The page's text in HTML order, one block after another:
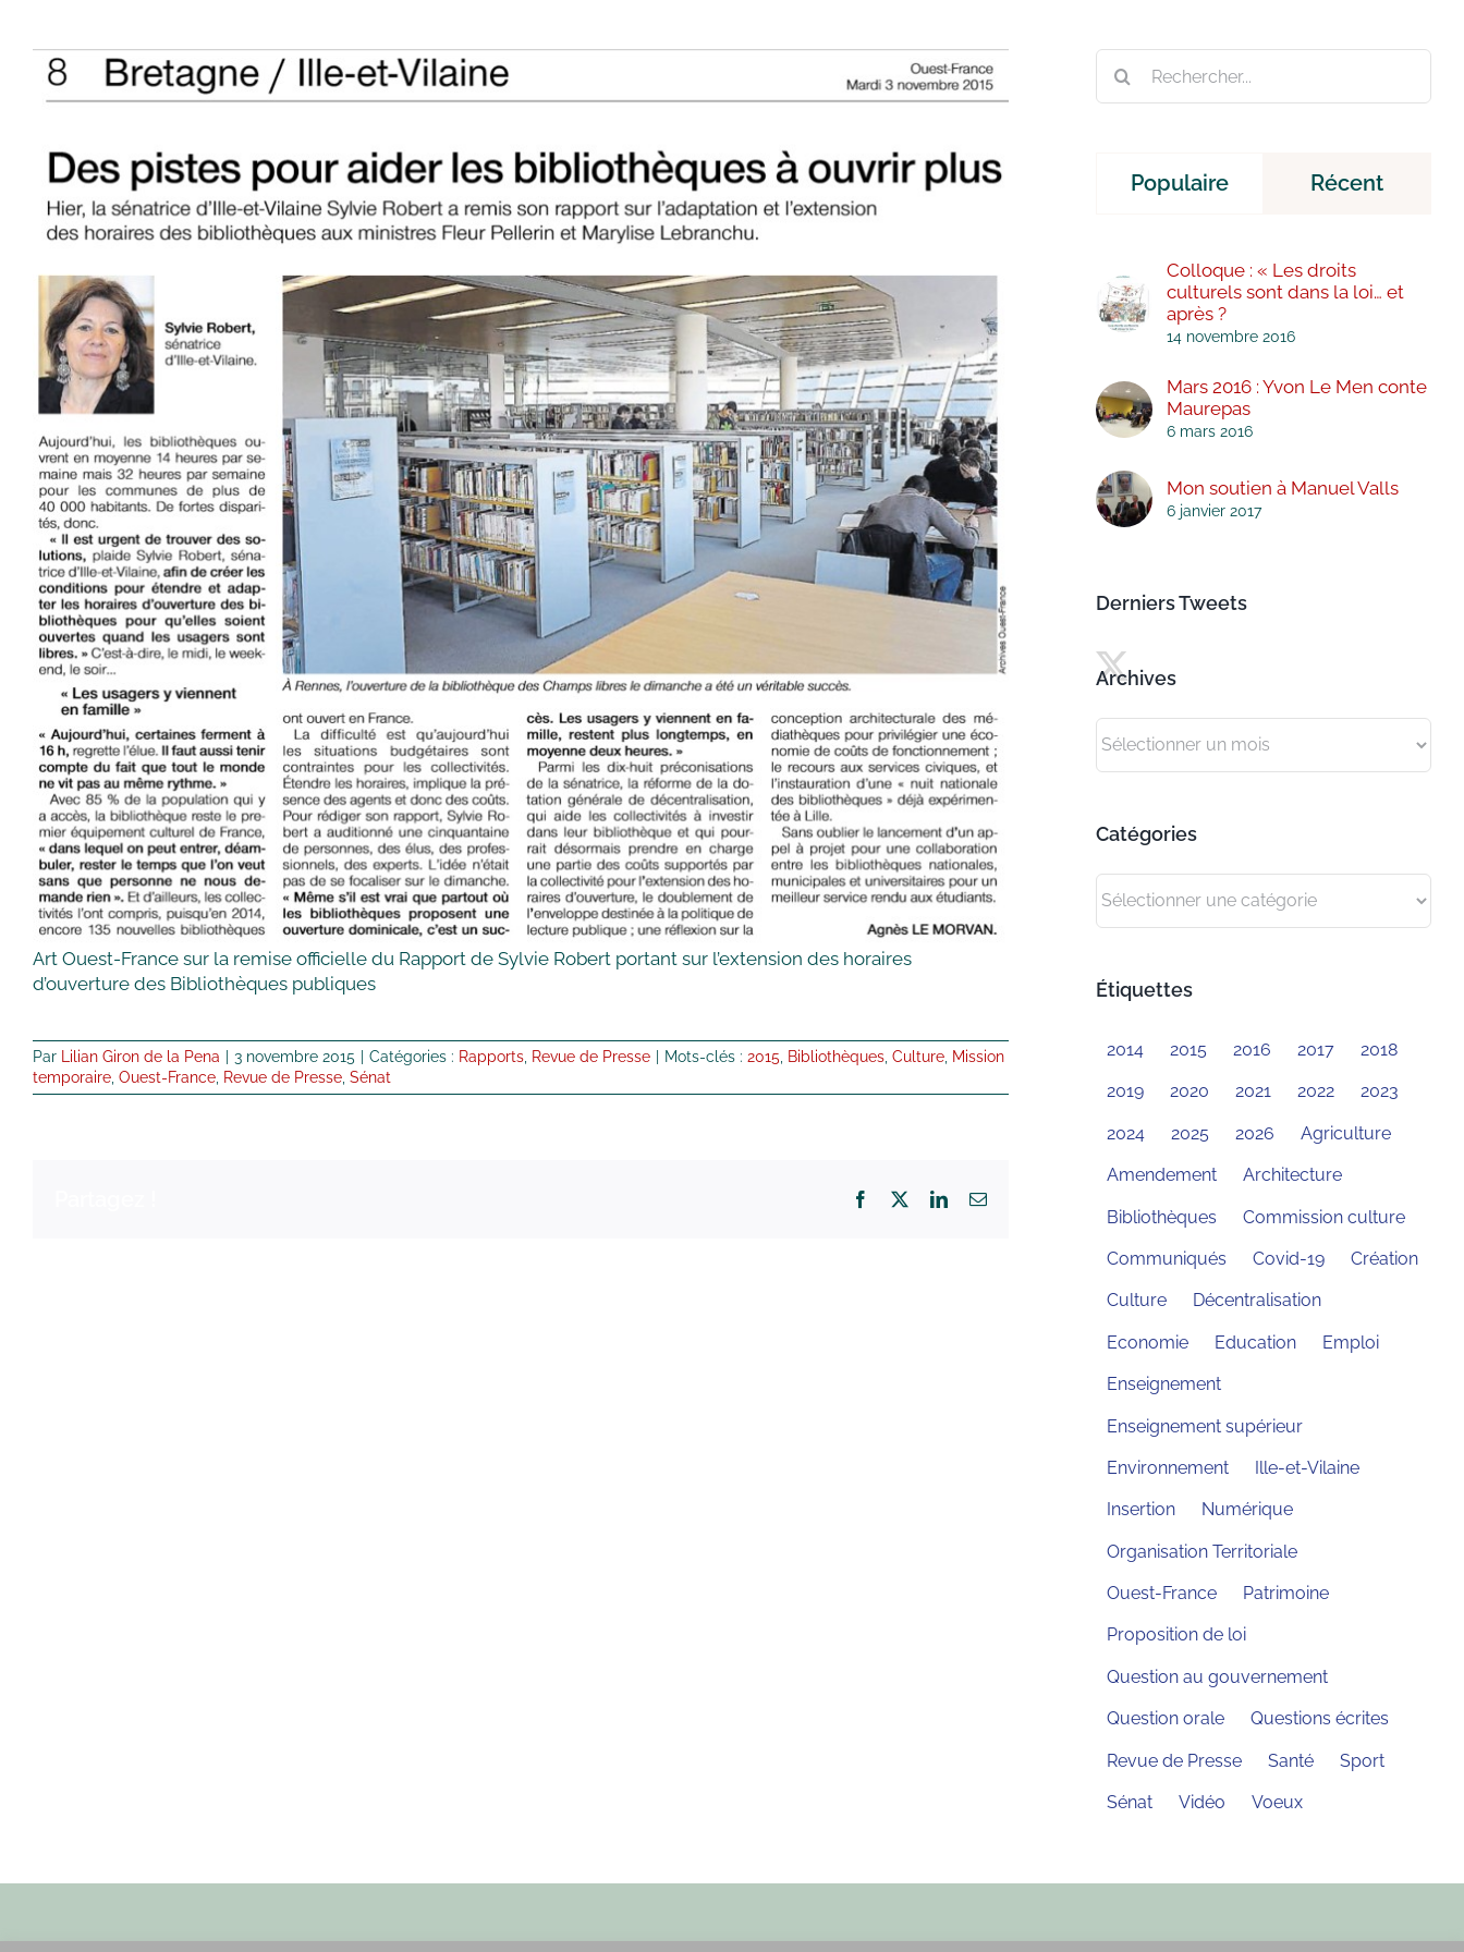
Art Ouest-France sur la remise officielle du Rapport de Sylvie Robert portant sur l’extension des horaires
d’ouverture des Bibliothèques publiques
Par Lilian Giron de la Pena 3 novembre 2015 Catégories : Rapports Revue de Presse Mots-clés : 2015 Bibliothèques Culture Mission
temporaire Ouest-France Revue de Presse Sénat
Facebook
X LinkedInEmail
Populaire Récent
Colloque : « Les droits
culturels sont dans la loi… et
après ?
14 novembre 2016
Mars 2016 : Yvon Le Men conte
Maurepas
6 mars 2016
Mon soutien à Manuel Valls
6 janvier 2017
Derniers Tweets
Archives
Archives
Catégories
Catégories
Étiquettes
2014 2015 2016 2017 2018
2019 2020 2021 2022 2023
2024 2025 2026 Agriculture
Amendement Architecture
Bibliothèques Commission culture
Communiqués Covid-19 Création
Culture Décentralisation
Economie Education Emploi
Enseignement
Enseignement supérieur
Environnement Ille-et-Vilaine
Insertion Numérique
Organisation Territoriale
Ouest-France Patrimoine
Proposition de loi
Question au gouvernement
Question orale Questions écrites
Revue de Presse Santé Sport
Sénat Vidéo Voeux